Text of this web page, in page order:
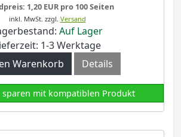
1,20 EUR pro 100 Seiten
inkl. MwSt. zzgl. Versand
Auf Lager
1-3 Werktage
Warenkorb
Details
sparen mit kompatiblen Produkt